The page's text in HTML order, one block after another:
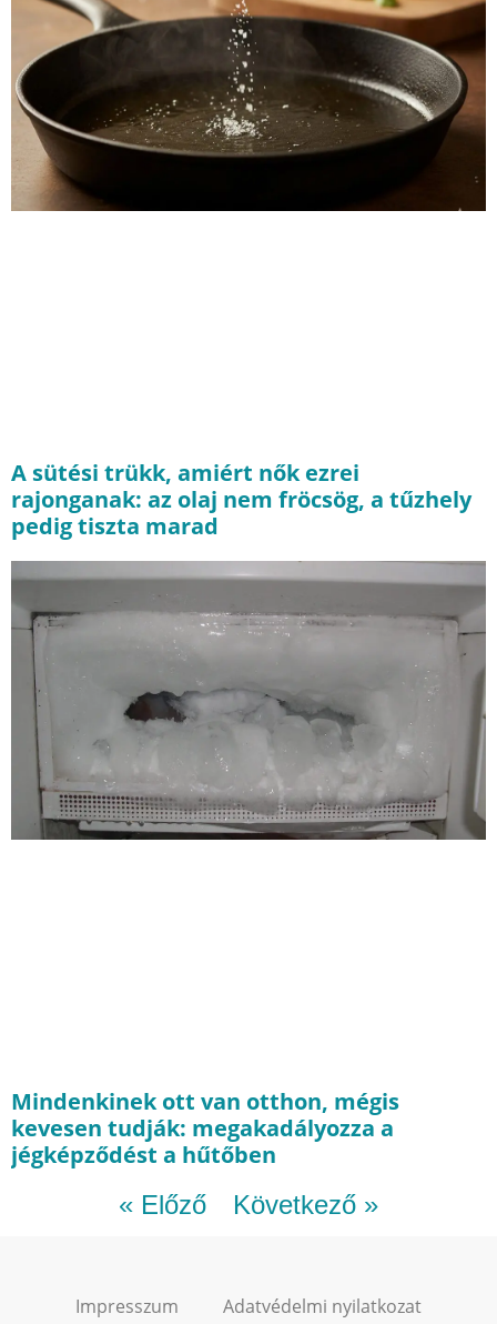
A sütési trükk, amiért nők ezrei
rajonganak: az olaj nem fröcsög, a tűzhely
pedig tiszta marad
Mindenkinek ott van otthon, mégis
kevesen tudják: megakadályozza a
jégképződést a hűtőben
« Előző
Következő »
Impresszum Adatvédelmi nyilatkozat